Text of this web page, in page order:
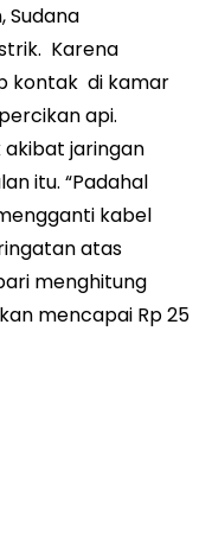
Sudana
Karena
kontak di kamar
api.
akibat jaringan
itu. “Padahal
kabel
atas
menghitung
mencapai Rp 25